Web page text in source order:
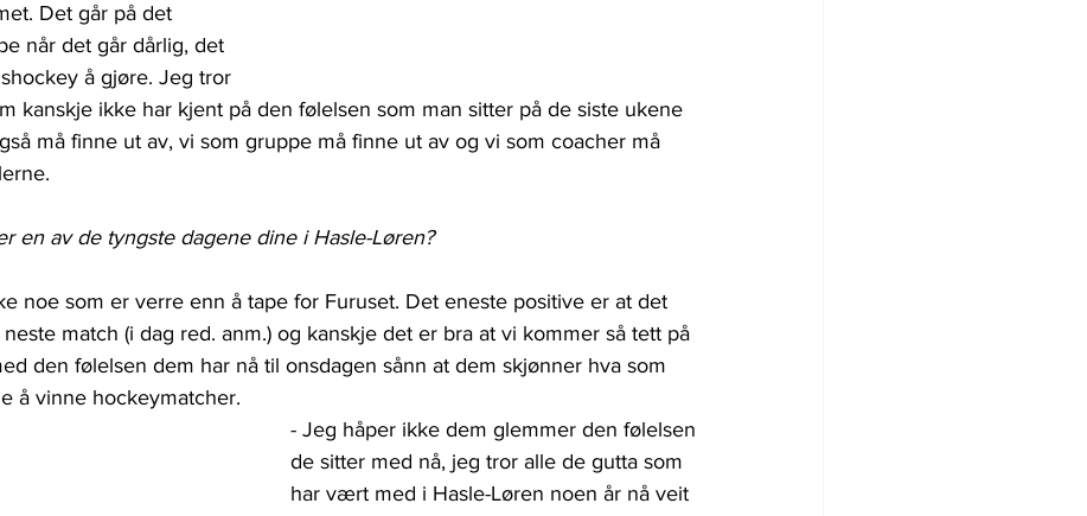
Det går på det
når det går dårlig, det
å gjøre. Jeg tror
kanskje ikke har kjent på den følelsen som man sitter på de siste ukene
må finne ut av, vi som gruppe må finne ut av og vi som coacher må
en av de tyngste dagene dine i Hasle-Løren?
noe som er verre enn å tape for Furuset. Det eneste positive er at det
match (i dag red. anm.) og kanskje det er bra at vi kommer så tett på
den følelsen dem har nå til onsdagen sånn at dem skjønner hva som
å vinne hockeymatcher.
- Jeg håper ikke dem glemmer den følelsen
de sitter med nå, jeg tror alle de gutta som
har vært med i Hasle-Løren noen år nå veit